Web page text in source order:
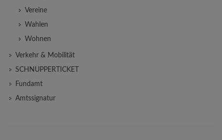
Vereine
Wahlen
Wohnen
Verkehr & Mobilität
SCHNUPPERTICKET
Fundamt
Amtssignatur